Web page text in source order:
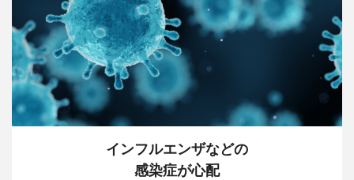
インフルエンザなどの
感染症が心配